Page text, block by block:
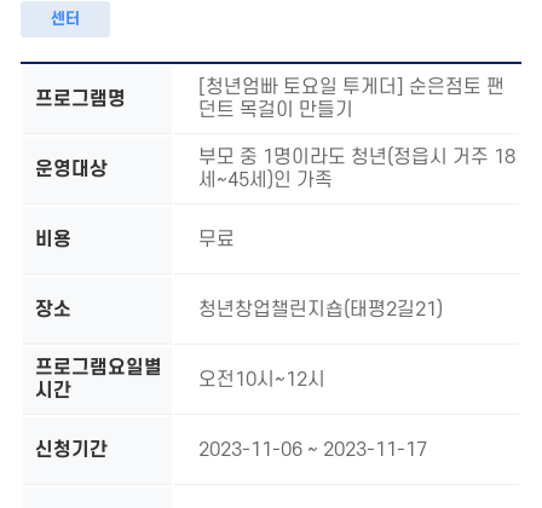
센터
프로그램명
[청년엄빠 토요일 투게더] 순은점토 팬
던트 목걸이 만들기
운영대상
부모 중 1명이라도 청년(정읍시 거주 18
세~45세)인 가족
비용 무료
장소 청년창업챌린지숍(태평2길21)
프로그램요일별
시간
오전10시~12시
신청기간 2023-11-06 ~ 2023-11-17